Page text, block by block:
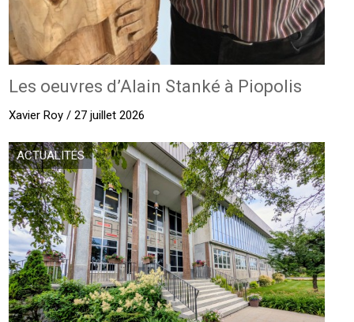
Les oeuvres d’Alain Stanké à Piopolis
Xavier Roy / 27 juillet 2026
ACTUALITÉS